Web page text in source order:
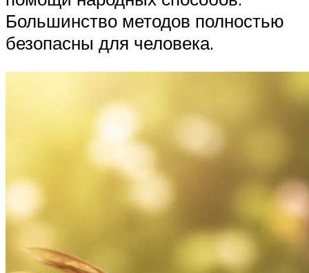
Большинство методов полностью
безопасны для человека.